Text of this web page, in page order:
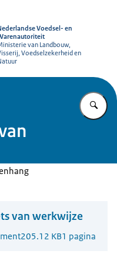
Voedsel- en
van Landbouw,
Voedselzekerheid en
van werkwijze
205.12 KB1 pagina